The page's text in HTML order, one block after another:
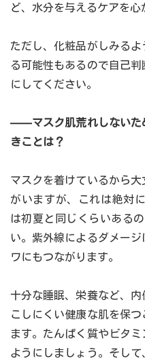
ど、水分を与えるケアを心
ただし、化粧品がしみる
る可能性もあるので自己
にしてください。
――マスク肌荒れしないた
きことは？
マスクを着けているから
がいますが、これは絶対
は初夏と同じくらいある
い。紫外線によるダメー
ワにもつながります。
十分な睡眠、栄養など、
こしにくい健康な肌を保
ます。たんぱく質やビタ
ようにしましょう。そし